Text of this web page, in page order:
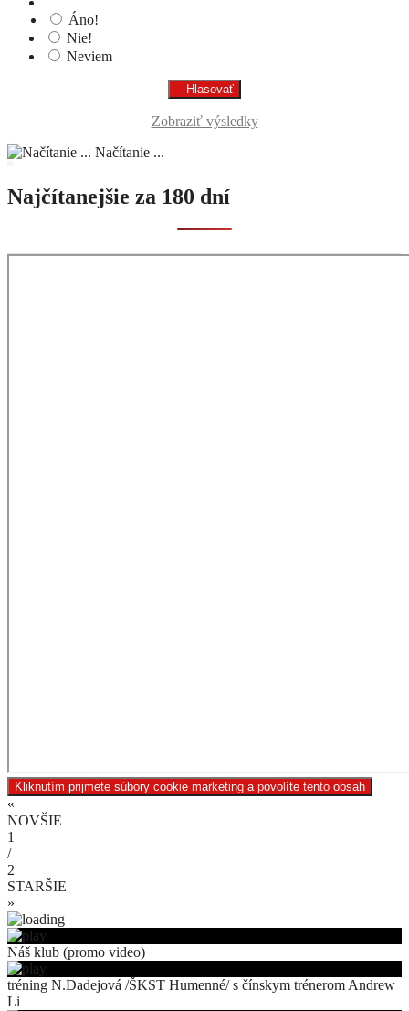
Áno!
Nie!
Neviem
Zobraziť výsledky
Načítanie ...
Najčítanejšie za 180 dní
Kliknutím prijmete súbory cookie marketing a povolíte tento obsah
«
NOVŠIE
1
/
2
STARŠIE
»
Náš klub (promo video)
tréning N.Dadejová /ŠKST Humenné/ s čínskym trénerom Andrew
Li